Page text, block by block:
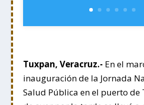
Tuxpan, Veracruz.- En el
inauguración de la Jornada
Salud Pública en el puerto de